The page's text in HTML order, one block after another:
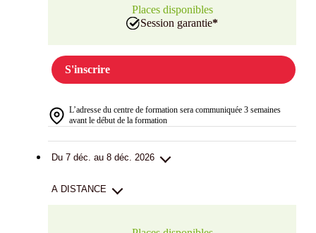
Places disponibles
Session garantie*
S'inscrire
L’adresse du centre de formation sera communiquée 3 semaines
avant le début de la formation
Du 7 déc. au 8 déc. 2026
A DISTANCE